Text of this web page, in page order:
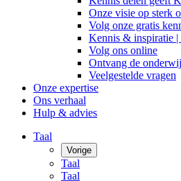
Onze visie op sterk
Volg onze gratis
Kennis & inspiratie
Volg ons online
Ontvang de
Veelgestelde vragen
Onze expertise
Ons verhaal
Hulp & advies
Taal
Vorige
Taal
Taal